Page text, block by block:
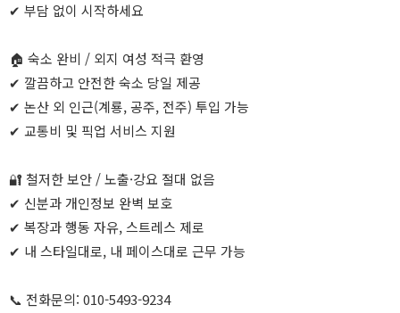
✔ 부담 없이 시작하세요
🏠 숙소 완비 / 외지 여성 적극 환영
✔ 깔끔하고 안전한 숙소 당일 제공
✔ 논산 외 인근(계룡, 공주, 전주) 투입 가능
✔ 교통비 및 픽업 서비스 지원
🔐 철저한 보안 / 노출·강요 절대 없음
✔ 신분과 개인정보 완벽 보호
✔ 복장과 행동 자유, 스트레스 제로
✔ 내 스타일대로, 내 페이스대로 근무 가능
📞 전화문의: 010-5493-9234